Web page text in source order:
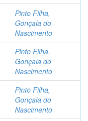
Pinto Filha,
Gonçala do
Nascimento
Pinto Filha,
Gonçala do
Nascimento
Pinto Filha,
Gonçala do
Nascimento